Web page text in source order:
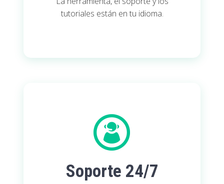
tutoriales están en tu idioma.
Soporte 24/7